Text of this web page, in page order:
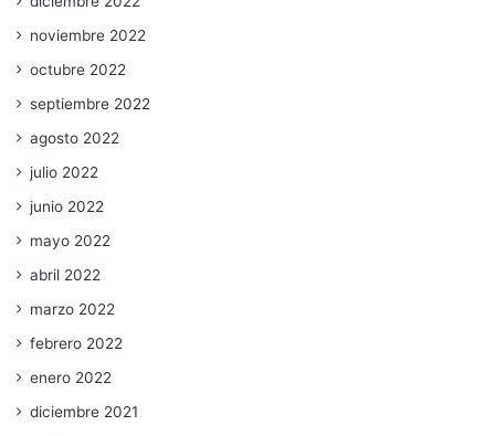
noviembre 2022
octubre 2022
septiembre 2022
agosto 2022
julio 2022
junio 2022
mayo 2022
abril 2022
marzo 2022
febrero 2022
enero 2022
diciembre 2021